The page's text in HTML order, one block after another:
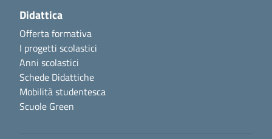
Didattica
Offerta formativa
I progetti scolastici
Anni scolastici
Schede Didattiche
Mobilità studentesca
Scuole Green